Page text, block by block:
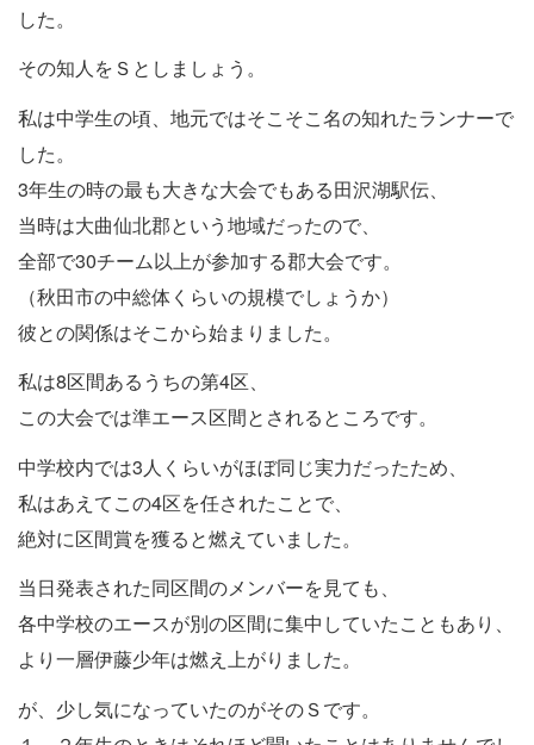
した。
その知人をＳとしましょう。
私は中学生の頃、地元ではそこそこ名の知れたランナーで
した。
3年生の時の最も大きな大会でもある田沢湖駅伝、
当時は大曲仙北郡という地域だったので、
全部で30チーム以上が参加する郡大会です。
（秋田市の中総体くらいの規模でしょうか）
彼との関係はそこから始まりました。
私は8区間あるうちの第4区、
この大会では準エース区間とされるところです。
中学校内では3人くらいがほぼ同じ実力だったため、
私はあえてこの4区を任されたことで、
絶対に区間賞を獲ると燃えていました。
当日発表された同区間のメンバーを見ても、
各中学校のエースが別の区間に集中していたこともあり、
より一層伊藤少年は燃え上がりました。
が、少し気になっていたのがそのＳです。